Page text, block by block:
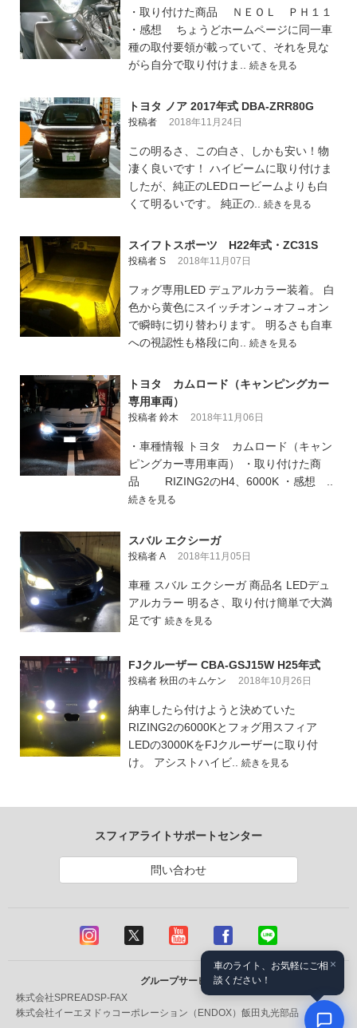
・取り付けた商品 ＮＥＯＬ ＰＨ１１
・感想 ちょうどホームページに同一車
種の取付要領が載っていて、それを見な
がら自分で取り付けま.. 続きを見る
トヨタ ノア 2017年式 DBA-ZRR80G
投稿者 2018年11月24日
この明るさ、この白さ、しかも安い！物
凄く良いです！ ハイビームに取り付けま
したが、純正のLEDロービームよりも白
くて明るいです。 純正の.. 続きを見る
スイフトスポーツ H22年式・ZC31S
投稿者 S 2018年11月07日
フォグ専用LED デュアルカラー装着。 白
色から黄色にスイッチオン→オフ→オン
で瞬時に切り替わります。 明るさも自車
への視認性も格段に向.. 続きを見る
トヨタ カムロード（キャンピングカー
専用車両）
投稿者 鈴木 2018年11月06日
・車種情報 トヨタ カムロード（キャン
ピングカー専用車両） ・取り付けた商
品 RIZING2のH4、6000K ・感想 ..
続きを見る
スバル エクシーガ
投稿者 A 2018年11月05日
車種 スバル エクシーガ 商品名 LEDデュ
アルカラー 明るさ、取り付け簡単で大満
足です 続きを見る
FJクルーザー CBA-GSJ15W H25年式
投稿者 秋田のキムケン 2018年10月26日
納車したら付けようと決めていた
RIZING2の6000Kとフォグ用スフィア
LEDの3000KをFJクルーザーに取り付
け。 アシストハイビ.. 続きを見る
スフィアライトサポートセンター
問い合わせ
グループサービス
株式会社SPREADSP-FAX
株式会社イーエヌドゥコーポレーション（ENDOX） 飯田丸光部品
×
車のライト、お気軽にご相
談ください！